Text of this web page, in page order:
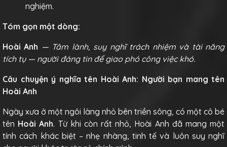
nghiệm.
Tóm gọn một dòng:
Hoài Anh — Tâm lành, suy nghĩ trách nhiệm và tài năng
tích tụ — người đáng tin để giao phó công việc khó.
Câu chuyện ý nghĩa tên Hoài Anh: Người bạn mang tên
Hoài Anh
Ngày xưa ở một ngôi làng nhỏ bên triền sông, có một cô bé
tên Hoài Anh. Từ khi còn rất nhỏ, Hoài Anh đã mang một
tính cách khác biệt – nhẹ nhàng, tinh tế và luôn suy nghĩ